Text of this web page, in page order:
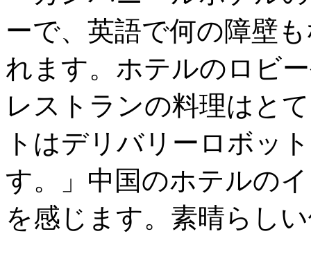
ーで、英語で何の障壁
れます。ホテルのロビ
レストランの料理はと
トはデリバリーロボッ
す。」中国のホテルの
を感じます。素晴らし